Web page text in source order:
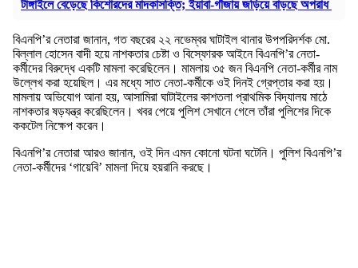
টাঙ্গাইলে বেড়েছে কিশোরদের মাদকাসক্তি; ইয়াবা-গাঁজায় জড়িয়ে বাড়ছে অপরাধ
বিএনপি’র নেতারা জানান, গত বছরের ২২ নভেম্বর ঘাটাইল থানার উপপরিদর্শক মো.
বিল্লাল হোসেন বাদী হয়ে নাশকতার চেষ্টা ও বিস্ফোরক আইনে বিএনপি’র নেতা-
কর্মীদের বিরুদ্ধে একটি মামলা করেছিলেন। মামলায় ৩৫ জন বিএনপি নেতা-কর্মীর নাম
উল্লেখ করা হয়েছিল। এর মধ্যে সাত নেতা-কর্মীকে ওই দিনই গ্রেপ্তার করা হয়।
মামলায় অভিযোগ আনা হয়, আসামিরা ঘাটাইলের কাশতলা প্রাথমিক বিদ্যালয় মাঠে
নাশকতার ষড়যন্ত্র করেছিলেন। খবর পেয়ে পুলিশ সেখানে গেলে তাঁরা পুলিশের দিকে
ককটেল নিক্ষেপ করেন।
বিএনপি’র নেতারা আরও জানান, ওই দিন এমন কোনো ঘটনা ঘটেনি। পুলিশ বিএনপি’র
নেতা-কর্মীদের ‘গায়েবি’ মামলা দিয়ে হয়রানি করছে।